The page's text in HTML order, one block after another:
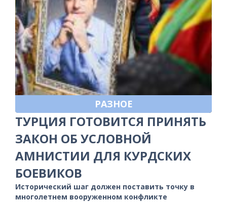
РАЗНОЕ
ТУРЦИЯ ГОТОВИТСЯ ПРИНЯТЬ
ЗАКОН ОБ УСЛОВНОЙ
АМНИСТИИ ДЛЯ КУРДСКИХ
БОЕВИКОВ
Исторический шаг должен поставить точку в
многолетнем вооруженном конфликте